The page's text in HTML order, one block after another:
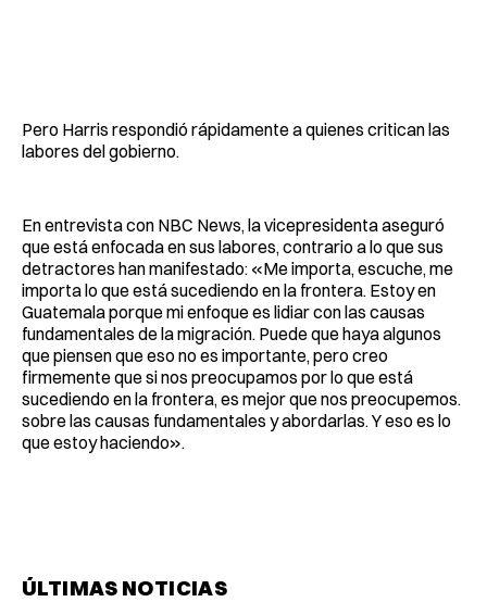
Pero Harris respondió rápidamente a quienes critican las
labores del gobierno.
En entrevista con NBC News, la vicepresidenta aseguró
que está enfocada en sus labores, contrario a lo que sus
detractores han manifestado: «Me importa, escuche, me
importa lo que está sucediendo en la frontera. Estoy en
Guatemala porque mi enfoque es lidiar con las causas
fundamentales de la migración. Puede que haya algunos
que piensen que eso no es importante, pero creo
firmemente que si nos preocupamos por lo que está
sucediendo en la frontera, es mejor que nos preocupemos.
sobre las causas fundamentales y abordarlas. Y eso es lo
que estoy haciendo».
ÚLTIMAS NOTICIAS